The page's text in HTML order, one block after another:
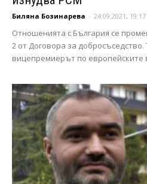
Биляна Бозинарева - 24.09.2021, 19:17
Отношенията с България се
2 от Договора за
вицепремиерът по европейските